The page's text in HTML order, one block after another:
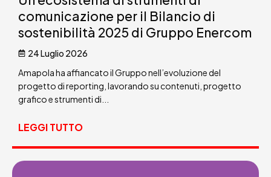
comunicazione per il Bilancio di
sostenibilità 2025 di Gruppo Enercom
24 Luglio 2026
Amapola ha affiancato il Gruppo nell’evoluzione del
progetto di reporting, lavorando su contenuti, progetto
grafico e strumenti di...
LEGGI TUTTO